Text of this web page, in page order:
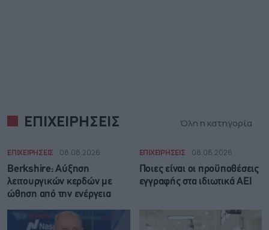
ΕΠΙΧΕΙΡΗΣΕΙΣ Όλη η κατηγορία
ΕΠΙΧΕΙΡΗΣΕΙΣ 08.08.2026
Berkshire: Αύξηση
λειτουργικών κερδών με
ώθηση από την ενέργεια
ΕΠΙΧΕΙΡΗΣΕΙΣ 08.08.2026
Ποιες είναι οι προϋποθέσεις
εγγραφής στα ιδιωτικά ΑΕΙ